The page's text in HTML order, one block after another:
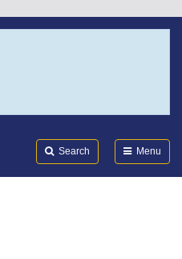
Search Menu